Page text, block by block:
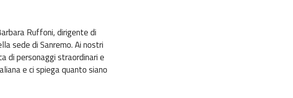
Ruffoni, dirigente di
sede di Sanremo. Ai nostri
di personaggi straordinari e
e ci spiega quanto siano